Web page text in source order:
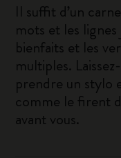
Il suffit d’un
mots et les
bienfaits et les
multiples.
prendre un stylo
comme le firent
avant vous.